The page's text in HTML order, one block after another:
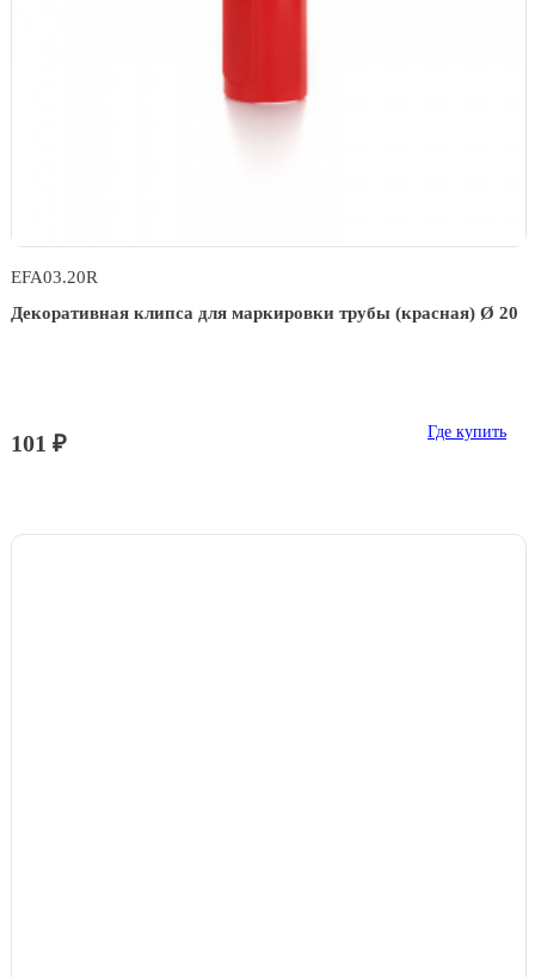
EFA03.20R
Декоративная клипса для маркировки трубы (красная) Ø 20
101 ₽ Где купить